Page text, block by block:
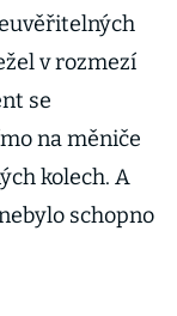
v rozmezí
se
na měniče
kolech. A
schopno